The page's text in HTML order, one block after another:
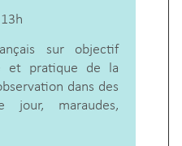
sur objectif
et pratique de la
dans des
jour, maraudes,